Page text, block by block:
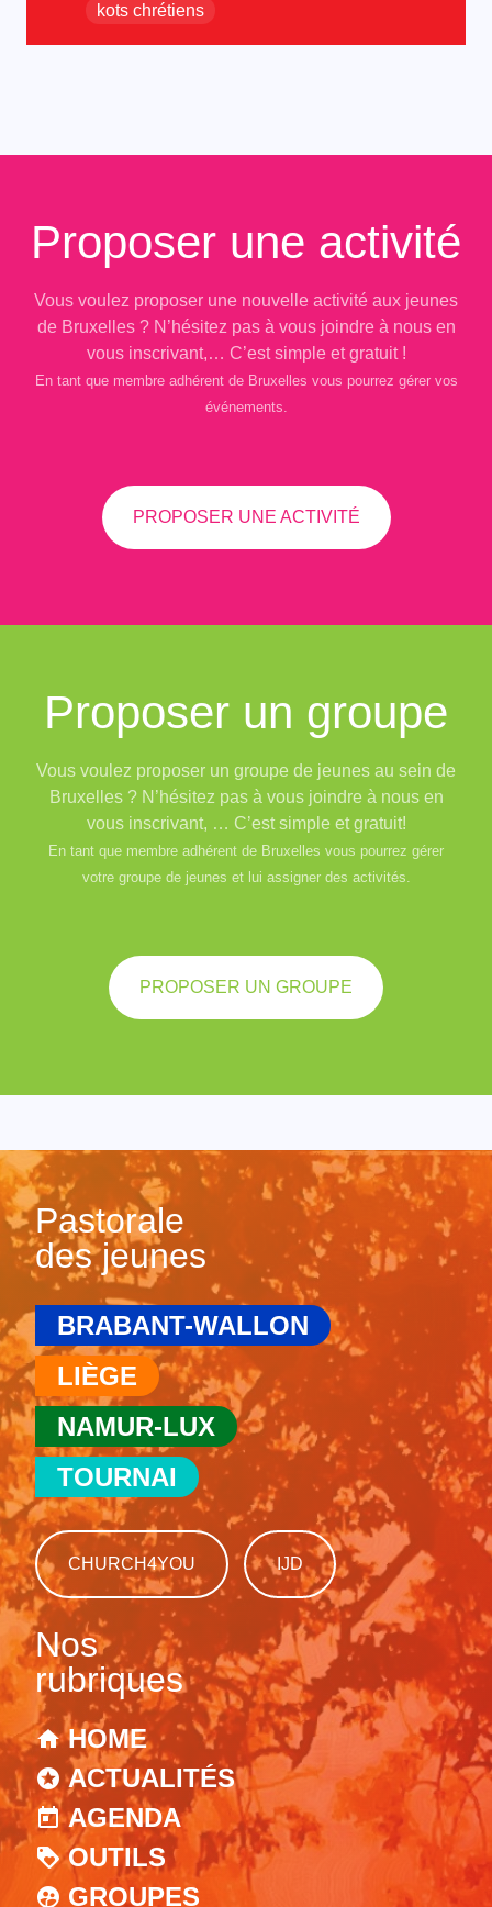
kots chrétiens
Proposer une activité
Vous voulez proposer une nouvelle activité aux jeunes
de Bruxelles ? N’hésitez pas à vous joindre à nous en
vous inscrivant,… C’est simple et gratuit !
En tant que membre adhérent de Bruxelles vous pourrez gérer vos
événements.
PROPOSER UNE ACTIVITÉ
Proposer un groupe
Vous voulez proposer un groupe de jeunes au sein de
Bruxelles ? N’hésitez pas à vous joindre à nous en
vous inscrivant, … C’est simple et gratuit!
En tant que membre adhérent de Bruxelles vous pourrez gérer
votre groupe de jeunes et lui assigner des activités.
PROPOSER UN GROUPE
Pastorale
des jeunes
BRABANT-WALLON
LIÈGE
NAMUR-LUX
TOURNAI
CHURCH4YOU IJD
Nos
rubriques
HOME
ACTUALITÉS
AGENDA
OUTILS
GROUPES